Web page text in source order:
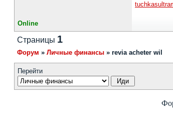
tuchkas
Online
Страницы 1
Форум » Личные финансы » revia acheter wil
Перейти